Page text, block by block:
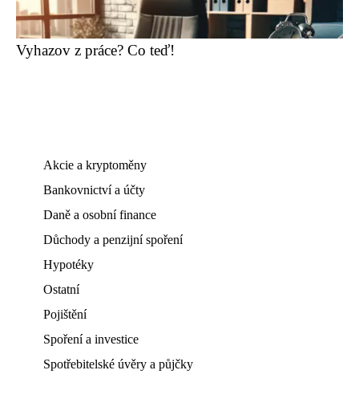
Vyhazov z práce? Co teď!
Akcie a kryptoměny
Bankovnictví a účty
Daně a osobní finance
Důchody a penzijní spoření
Hypotéky
Ostatní
Pojištění
Spoření a investice
Spotřebitelské úvěry a půjčky